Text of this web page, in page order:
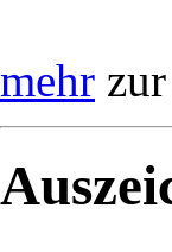
mehr